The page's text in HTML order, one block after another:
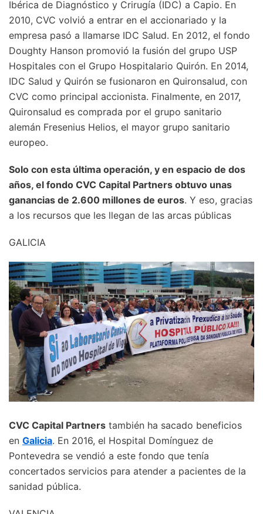
Ibérica de Diagnóstico y Crirugía (IDC) a Capio. En
2010, CVC volvió a entrar en el accionariado y la
empresa pasó a llamarse IDC Salud. En 2012, el fondo
Doughty Hanson promovió la fusión del grupo USP
Hospitales con el Grupo Hospitalario Quirón. En 2014,
IDC Salud y Quirón se fusionaron en Quironsalud, con
CVC como principal accionista. Finalmente, en 2017,
Quironsalud es comprada por el grupo sanitario
alemán Fresenius Helios, el mayor grupo sanitario
europeo.
Solo con esta última operación, y en espacio de dos
años, el fondo CVC Capital Partners obtuvo unas
ganancias de 2.600 millones de euros. Y eso, gracias
a los recursos que les llegan de las arcas públicas
GALICIA
CVC Capital Partners también ha sacado beneficios
en Galicia. En 2016, el Hospital Domínguez de
Pontevedra se vendió a este fondo que tenía
concertados servicios para atender a pacientes de la
sanidad pública.